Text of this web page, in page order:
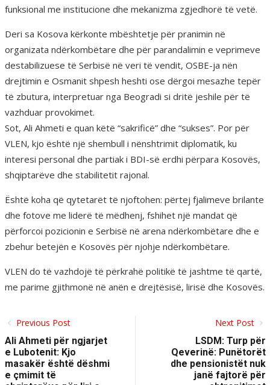
funksional me institucione dhe mekanizma zgjedhorë të vetë.
Deri sa Kosova kërkonte mbështetje për pranimin në
organizata ndërkombëtare dhe për parandalimin e veprimeve
destabilizuese të Serbisë në veri të vendit, OSBE-ja nën
drejtimin e Osmanit shpesh heshti ose dërgoi mesazhe tepër
të zbutura, interpretuar nga Beogradi si dritë jeshile për të
vazhduar provokimet.
Sot, Ali Ahmeti e quan këtë “sakrificë” dhe “sukses”. Por për
VLEN, kjo është një shembull i nënshtrimit diplomatik, ku
interesi personal dhe partiak i BDI-së erdhi përpara Kosovës,
shqiptarëve dhe stabilitetit rajonal.
Është koha që qytetarët të njoftohen: përtej fjalimeve brilante
dhe fotove me liderë të mëdhenj, fshihet një mandat që
përforcoi pozicionin e Serbisë në arena ndërkombëtare dhe e
zbehur betejën e Kosovës për njohje ndërkombëtare.
VLEN do të vazhdojë të përkrahë politikë të jashtme të qartë,
me parime gjithmonë në anën e drejtësisë, lirisë dhe Kosovës.
Previous Post
Ali Ahmeti për ngjarjet
e Lubotenit: Kjo
masakër është dëshmi
e çmimit të
Next Post
LSDM: Turp për
Qeverinë: Punëtorët
dhe pensionistët nuk
janë fajtorë për